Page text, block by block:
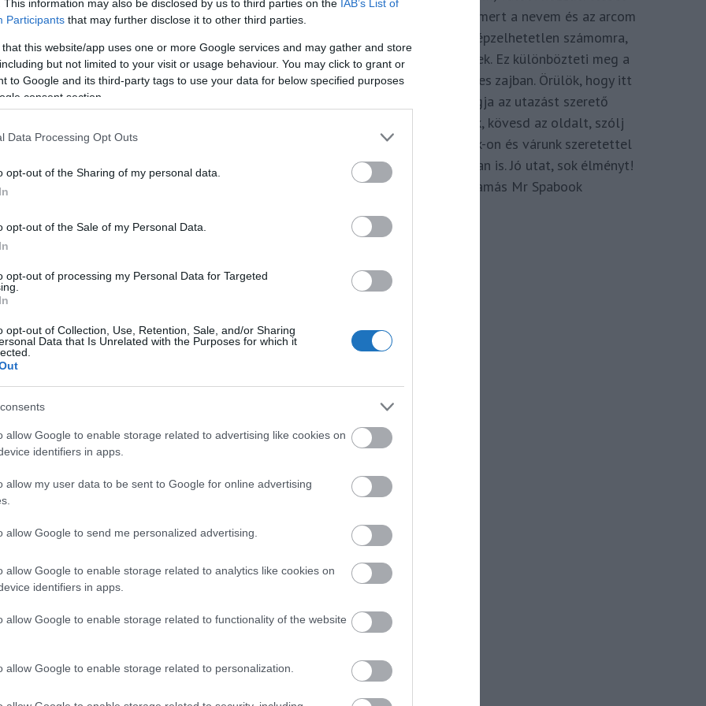
This information may also be disclosed by us to third parties on the IAB’s List of
Participants that may further disclose it to other third parties.
that this website/app uses one or more Google services and may gather and store
but not limited to your visit or usage behaviour. You may click to grant or
to Google and its third-party tags to use your data for below specified purposes
consent section.
Data Processing Opt Outs
opt-out of the Sharing of my personal data.
opt-out of the Sale of my Personal Data.
opt-out of processing my Personal Data for Targeted
opt-out of Collection, Use, Retention, Sale, and/or Sharing
Data that Is Unrelated with the Purposes for which it
allow Google to enable storage related to advertising like cookies on
identifiers in apps.
allow my user data to be sent to Google for online advertising
allow Google to send me personalized advertising.
allow Google to enable storage related to analytics like cookies on
identifiers in apps.
allow Google to enable storage related to functionality of the website
allow Google to enable storage related to personalization.
nagyszámú szakrális műemléket találunk,
közé tartoznak. A templomok belseje ritka
14. századra nyúlik vissza. A templomok falain
a német bányászkolonizációhoz, az akkori
és a későbbi reformációhoz kapcsolódik.
katolikus és református egyházai mára háttérbe
és még mindig aktív gyülekezetük van,
a plébánosok, a plébánosnők és a látogatók
szezonban jelent kihívást. Az „
része, hogy a címet viselő 12 templomot
az egyházközségekkel, plébániákkal és az
Kerület és a Besztercebányai
hozott rendszeres nyitvatartási idő
megkomponálva, mert a nevem és az arcom
adom hozzá. Elképzelhetetlen számomra,
hogy ne így tegyek. Ez különbözteti meg a
Spabook-ot a netes zajban. Örülök, hogy itt
vagy, légy tagja az utazást szerető
Közösségünknek, kövesd az oldalt, szólj
hozzá a Facebook-on és várunk szeretettel
zárt csoportunkban is. Jó utat, sok élményt!
Kassay Tamás Mr Spabook